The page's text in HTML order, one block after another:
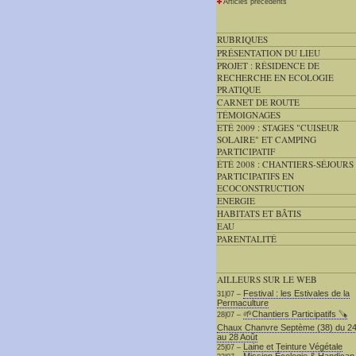
RUBRIQUES
PRÉSENTATION DU LIEU
PROJET : RÉSIDENCE DE
RECHERCHE EN ECOLOGIE
PRATIQUE
CARNET DE ROUTE
TÉMOIGNAGES
ETÉ 2009 : STAGES "CUISEUR
SOLAIRE" ET CAMPING
PARTICIPATIF
ÉTÉ 2008 : CHANTIERS-SÉJOURS
PARTICIPATIFS EN
ECOCONSTRUCTION
ENERGIE
HABITATS ET BÂTIS
EAU
PARENTALITÉ
AILLEURS SUR LE WEB
31|07 – Festival : les Estivales de la
Permaculture
28|07 –🌱Chantiers Participatifs 🪚​
Chaux Chanvre Septème (38) du
au 28 Août
25|07 – Laine et Teinture Végétale